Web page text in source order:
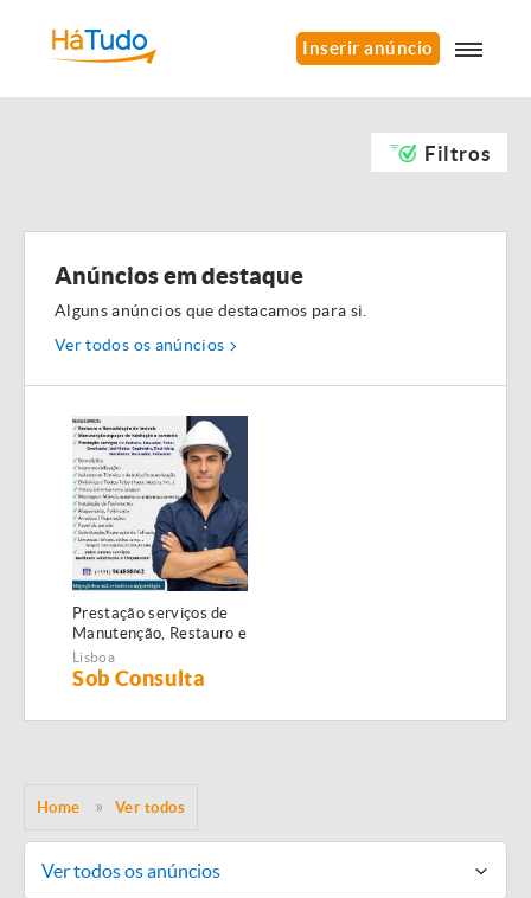
Inserir anúncio
Filtros
Anúncios em destaque
Alguns anúncios que destacamos para si.
Ver todos os anúncios
Prestação serviços de
Manutenção, Restauro e
Remodelação de
imóveis!
Lisboa
Sob Consulta
Home Ver todos
Ver todos os anúncios